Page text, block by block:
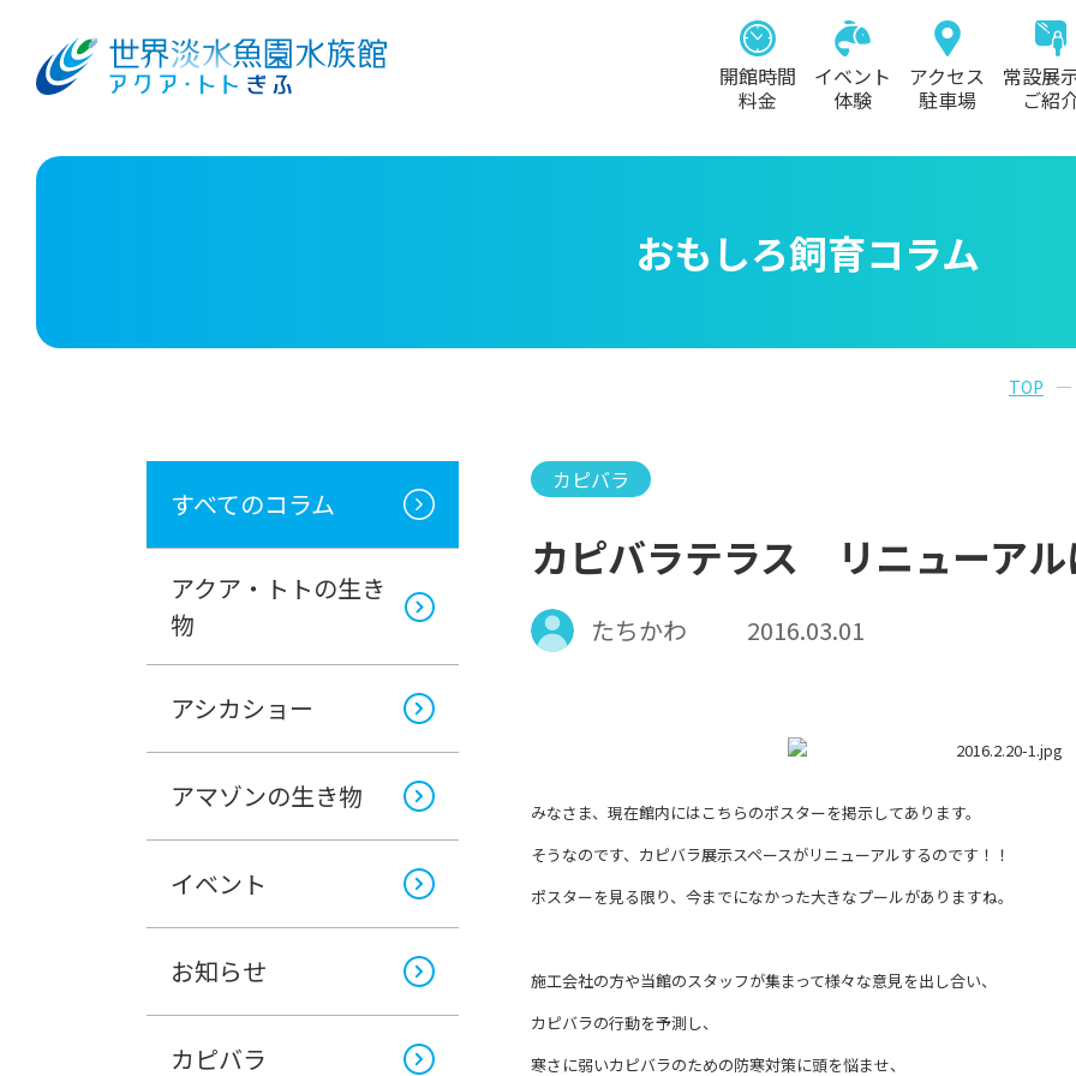
開館時間
料金
イベント
体験
アクセス
駐車場
常設展
ご紹
おもしろ飼育コラム
TOP
すべてのコラム
アクア・トトの生き
物
アシカショー
アマゾンの生き物
イベント
お知らせ
カピバラ
カピバラ
カピバラテラス リニューアル
たちかわ 2016.03.01
みなさま、現在館内にはこちらのポスターを掲示してあります。
そうなのです、カピバラ展示スペースがリニューアルするのです！！
ポスターを見る限り、今までになかった大きなプールがありますね。
施工会社の方や当館のスタッフが集まって様々な意見を出し合い、
カピバラの行動を予測し、
寒さに弱いカピバラのための防寒対策に頭を悩ませ、